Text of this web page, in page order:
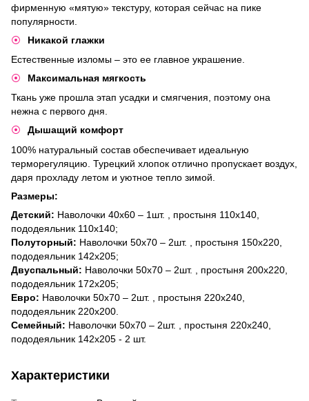
фирменную «мятую» текстуру, которая сейчас на пике
популярности.
​Никакой глажки
Естественные изломы – это ее главное украшение.
​Максимальная мягкость
Ткань уже прошла этап усадки и смягчения, поэтому она
нежна с первого дня.
​Дышащий комфорт
100% натуральный состав обеспечивает идеальную
терморегуляцию. Турецкий хлопок отлично пропускает воздух,
даря прохладу летом и уютное тепло зимой.
Размеры:
Детский: Наволочки 40х60 – 1шт. , простыня 110х140,
пододеяльник 110х140;
Полуторный: Наволочки 50х70 – 2шт. , простыня 150х220,
пододеяльник 142х205;
Двуспальный: Наволочки 50х70 – 2шт. , простыня 200х220,
пододеяльник 172х205;
Евро: Наволочки 50х70 – 2шт. , простыня 220х240,
пододеяльник 220х200.
Семейный: Наволочки 50х70 – 2шт. , простыня 220х240,
пододеяльник 142х205 - 2 шт.
Характеристики